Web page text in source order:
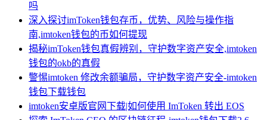
吗
深入探讨imToken钱包存币，优势、风险与操作指
南,imtoken钱包的币如何提现
揭秘imToken钱包真假辨别，守护数字资产安全,imtoken
钱包的okb的真假
警惕imtoken 修改余额骗局，守护数字资产安全-imtoken
钱包下载钱包
imtoken安卓版官网下载|如何使用 ImToken 转出 EOS